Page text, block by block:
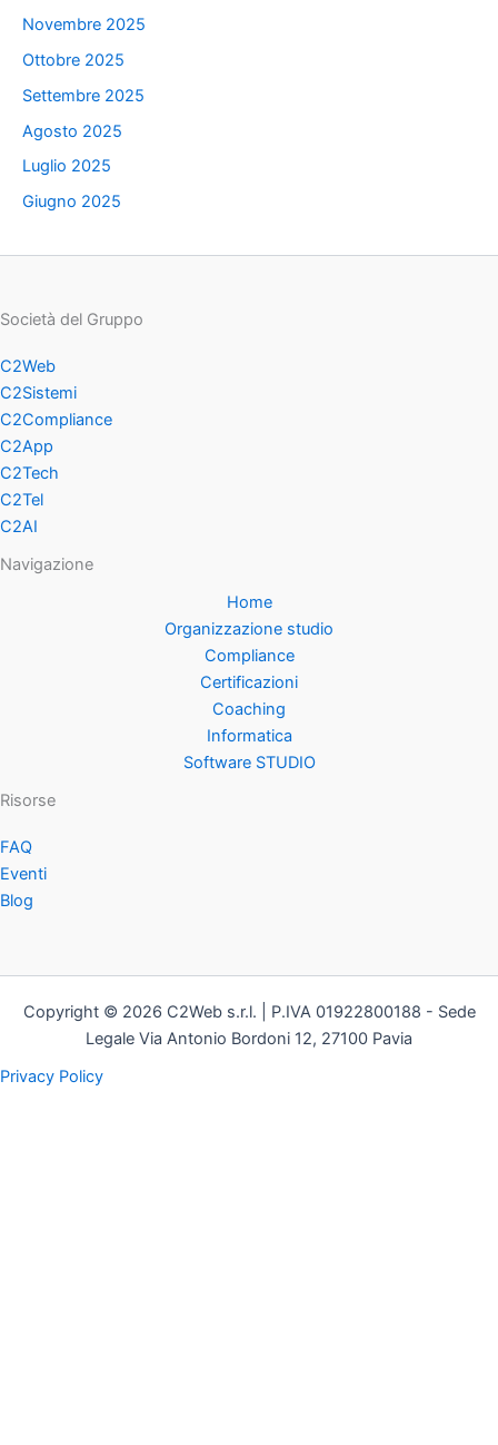
Novembre 2025
Ottobre 2025
Settembre 2025
Agosto 2025
Luglio 2025
Giugno 2025
Società del Gruppo
C2Web
C2Sistemi
C2Compliance
C2App
C2Tech
C2Tel
C2AI
Navigazione
Home
Organizzazione studio
Compliance
Certificazioni
Coaching
Informatica
Software STUDIO
Risorse
FAQ
Eventi
Blog
Copyright © 2026 C2Web s.r.l. | P.IVA 01922800188 - Sede
Legale Via Antonio Bordoni 12, 27100 Pavia
Privacy Policy